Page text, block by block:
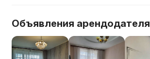
Объявления арендодателя